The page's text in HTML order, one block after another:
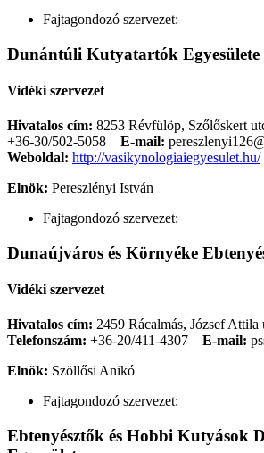
Fajtagondozó szervezet:
Dunántúli Kutyatartók Egyesülete
Vidéki szervezet
Hivatalos cím: 8253 Révfülöp, Szőlőskert
+36-30/502-5058
E-mail:
Weboldal: http://vasikynologiaiegyesulet.hu/
Elnök: Pereszlényi István
Fajtagondozó szervezet:
Dunaújváros és Környéke
Vidéki szervezet
Hivatalos cím: 2459 Rácalmás, József
Telefonszám: +36-20/411-4307 E-mail:
Elnök: Szöllősi Anikó
Fajtagondozó szervezet:
Ebtenyésztők és Hobbi Kutyások